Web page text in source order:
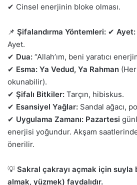
✔ Cinsel enerjinin bloke olması.
📌 Şifalandırma Yöntemleri: ✔ Ayet:
Ayet.
✔ Dua: “Allah’ım, beni yaratıcı
✔ Esma: Ya Vedud, Ya Rahman
okunabilir).
✔ Şifalı Bitkiler: Tarçın, hibiskus.
✔ Esansiyel Yağlar: Sandal ağacı,
✔ Uygulama Zamanı: Pazartesi
enerjisi yoğundur. Akşam
önerilir.
💡 Sakral çakrayı açmak için suyla
almak, yüzmek) faydalıdır.